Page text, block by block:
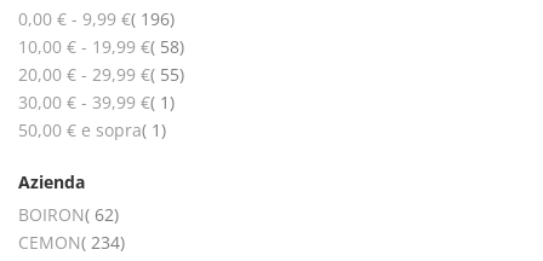
0,00 € - 9,99 € 196elementi
10,00 € - 19,99 € 58elementi
20,00 € - 29,99 € 55elementi
30,00 € - 39,99 € 1elemento
50,00 € e sopra 1elemento
Azienda
BOIRON 62elementi
CEMON 234elementi